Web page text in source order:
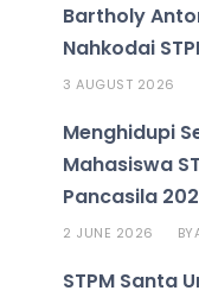
Bartholy
Nahkodai
3 AUGUST 2026
Menghidupi
Mahasiswa
Pancasila
2 JUNE 2026 BY
STPM Santa